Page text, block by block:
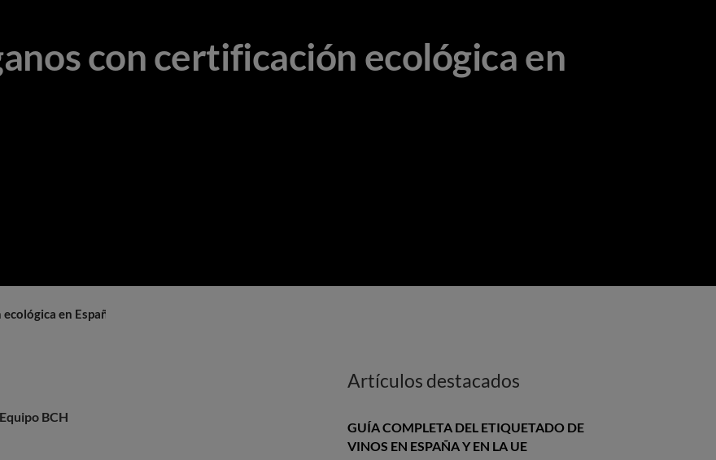
con certificación ecológica en
en España
Equipo BCH
Artículos destacados
GUÍA COMPLETA DEL ETIQUETADO DE
VINOS EN ESPAÑA Y EN LA UE